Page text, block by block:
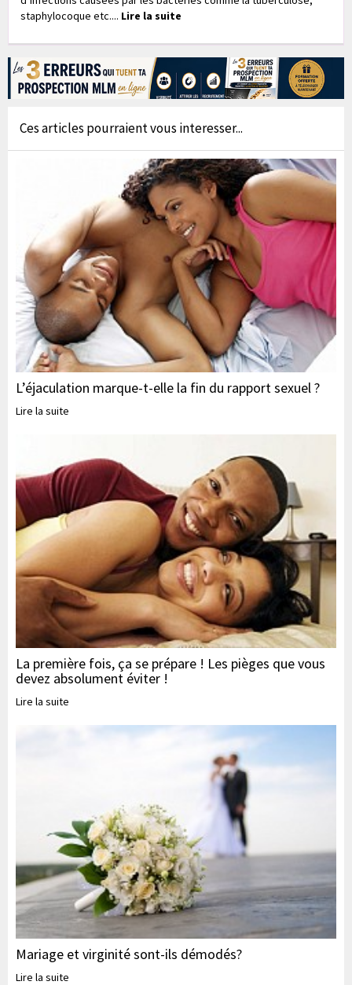
staphylocoque etc.... Lire la suite
Ces articles pourraient vous interesser...
L’éjaculation marque-t-elle la fin du rapport sexuel ?
Lire la suite
La première fois, ça se prépare ! Les pièges que vous
devez absolument éviter !
Lire la suite
Mariage et virginité sont-ils démodés?
Lire la suite